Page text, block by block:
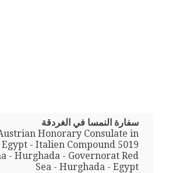
سفارة النمسا في الغردقة
Honorary Consulate in
- Italien Compound 5019
- Hurghada - Governorat Red
Sea - Hurghada - Egypt